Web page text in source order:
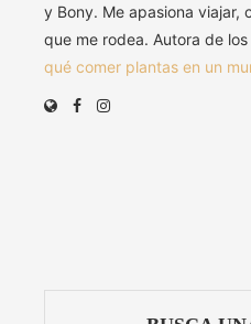
y Bony. Me apasiona
que me rodea. Autora de
qué comer plantas en un